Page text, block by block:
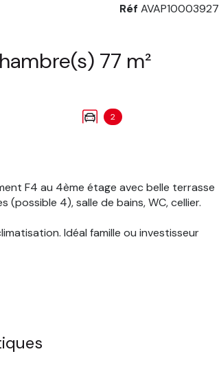
Appartement 4 pièce(s) 3 chambre(s) 77 m²
2
Réf AVAP10003927
F4 au 4ème étage avec belle terrasse
(possible 4), salle de bains, WC, cellier.
Idéal famille ou investisseur